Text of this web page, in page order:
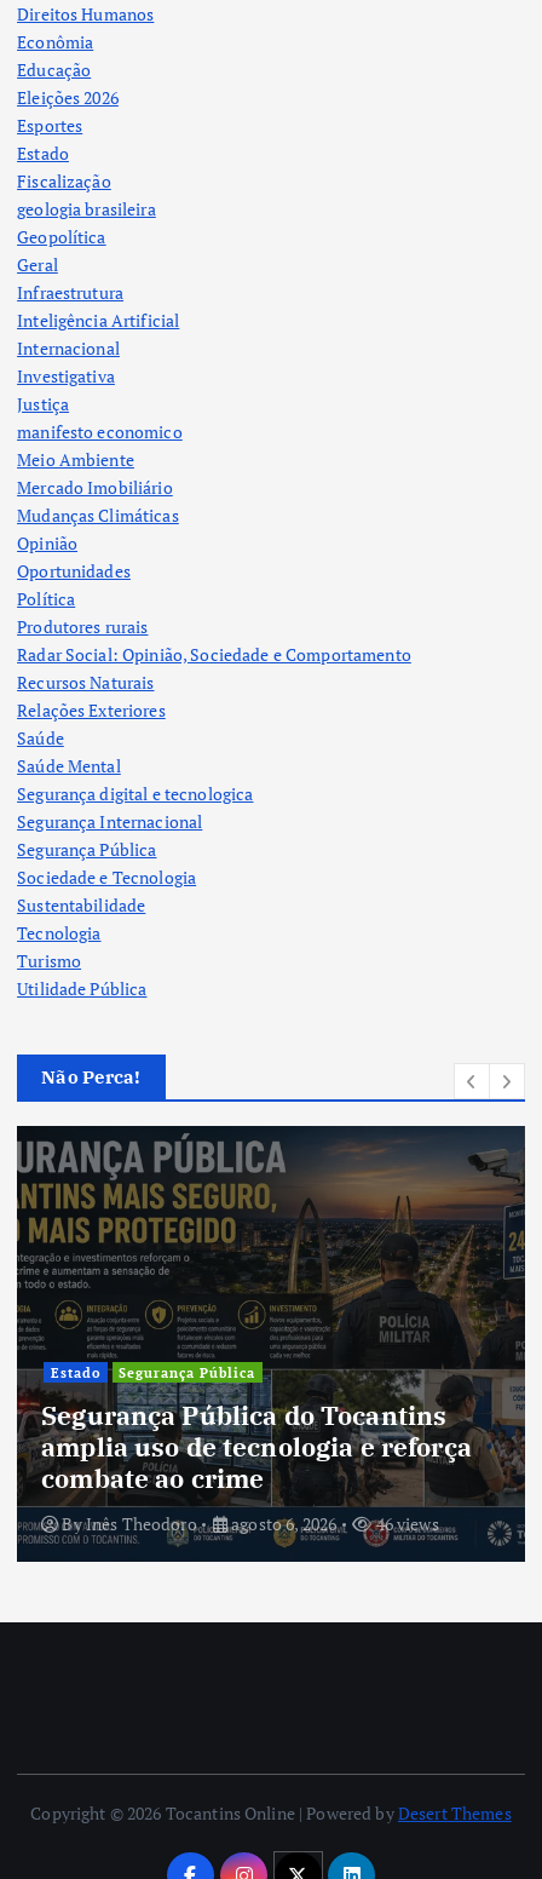
Direitos Humanos
Econômia
Educação
Eleições 2026
Esportes
Estado
Fiscalização
geologia brasileira
Geopolítica
Geral
Infraestrutura
Inteligência Artificial
Internacional
Investigativa
Justiça
manifesto economico
Meio Ambiente
Mercado Imobiliário
Mudanças Climáticas
Opinião
Oportunidades
Política
Produtores rurais
Radar Social: Opinião, Sociedade e Comportamento
Recursos Naturais
Relações Exteriores
Saúde
Saúde Mental
Segurança digital e tecnologica
Segurança Internacional
Segurança Pública
Sociedade e Tecnologia
Sustentabilidade
Tecnologia
Turismo
Utilidade Pública
Não Perca!
Estado Segurança Pública
Segurança Pública do Tocantins
amplia uso de tecnologia e reforça
combate ao crime
ByInês Theodoro agosto 6, 2026 46 views
Copyright © 2026 Tocantins Online | Powered byDesert Themes